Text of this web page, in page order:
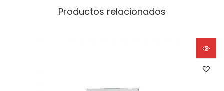
Productos relacionados